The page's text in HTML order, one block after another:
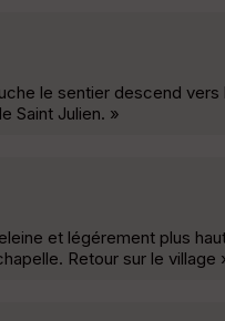
le sentier descend vers
Saint Julien. »
et légérement plus
Retour sur le village